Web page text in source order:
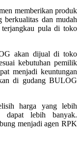
memberikan produk
dan mudah
terjangkau pula di toko
akan dijual di toko
kebutuhan pemilik
menjadi keuntungan
di gudang BULOG
harga yang lebih
dapat lebih banyak.
menjadi agen RPK